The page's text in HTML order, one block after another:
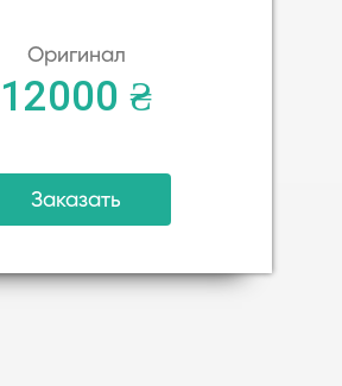
Оригинал
12000 ₴
Заказать